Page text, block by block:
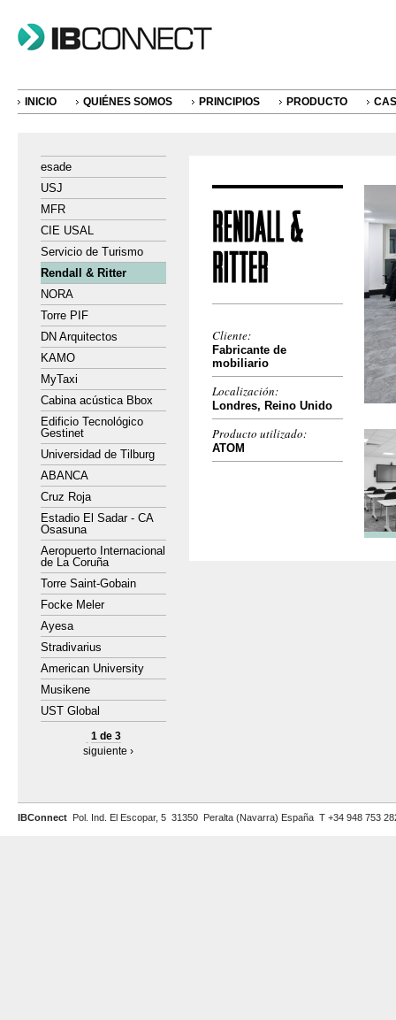
INICIO QUIÉNES SOMOS PRINCIPIOS PRODUCTO
esade
USJ
MFR
CIE USAL
Servicio de Turismo
Rendall & Ritter
NORA
Torre PIF
DN Arquitectos
KAMO
MyTaxi
Cabina acústica Bbox
Edificio Tecnológico
Gestinet
Universidad de Tilburg
ABANCA
Cruz Roja
Estadio El Sadar - CA
Osasuna
Aeropuerto Internacional
de La Coruña
Torre Saint-Gobain
Focke Meler
Ayesa
Stradivarius
American University
Musikene
UST Global
1 de 3
siguiente ›
Cliente:
Fabricante de
mobiliario
Localización:
Londres, Reino Unido
Producto utilizado:
ATOM
IBConnect Pol. Ind. El Escopar, 5 31350 Peralta (Navarra) España T +34 948 753